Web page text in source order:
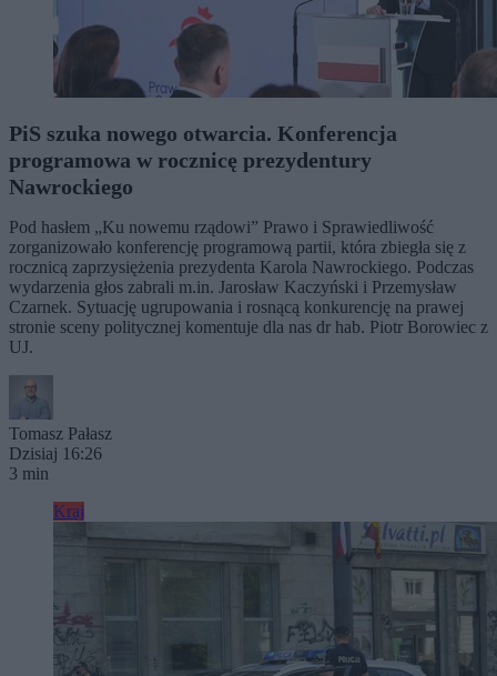
PiS szuka nowego otwarcia. Konferencja
programowa w rocznicę prezydentury
Nawrockiego
Pod hasłem „Ku nowemu rządowi” Prawo i Sprawiedliwość
zorganizowało konferencję programową partii, która zbiegła się z
rocznicą zaprzysiężenia prezydenta Karola Nawrockiego. Podczas
wydarzenia głos zabrali m.in. Jarosław Kaczyński i Przemysław
Czarnek. Sytuację ugrupowania i rosnącą konkurencję na prawej
stronie sceny politycznej komentuje dla nas dr hab. Piotr Borowiec z
UJ.
Tomasz Pałasz
Dzisiaj 16:26
3 min
Kraj